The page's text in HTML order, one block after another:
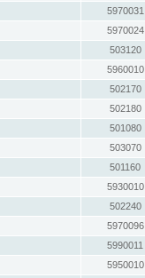
5970031
5970024
503120
5960010
502170
502180
501080
503070
501160
5930010
502240
5970096
5990011
5950010